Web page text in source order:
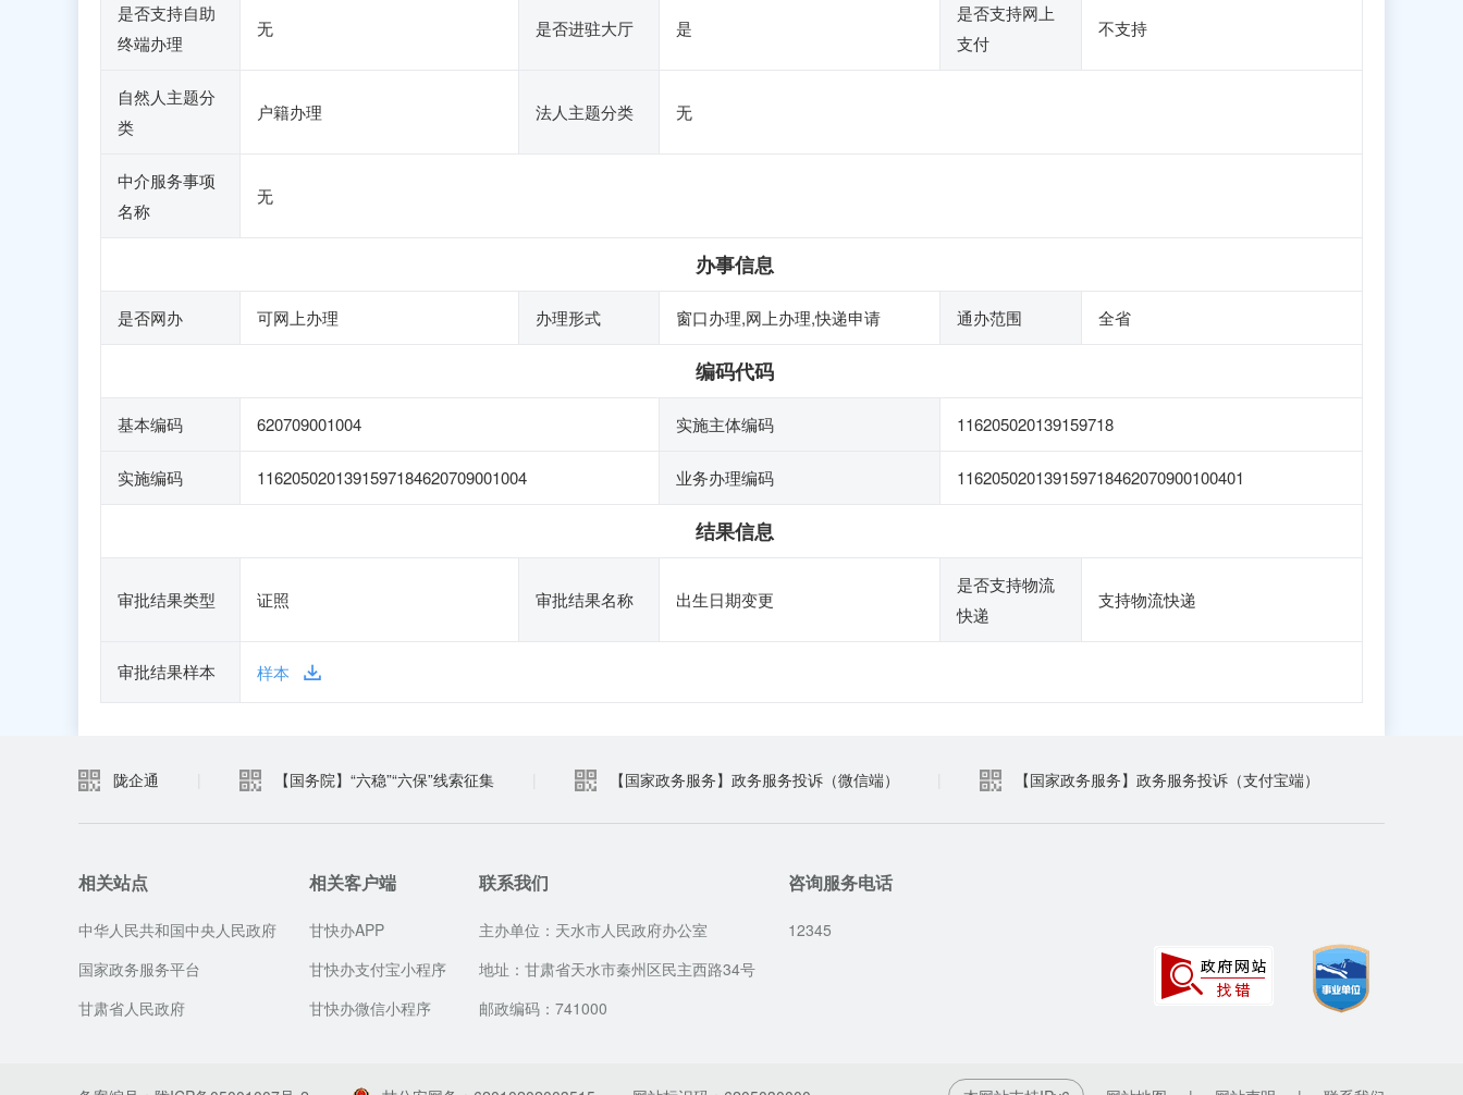
是否支持自助
终端办理
无 是否进驻大厅 是
是否支持网上
支付
不支持
自然人主题分
类
户籍办理 法人主题分类 无
中介服务事项
名称
无
办事信息
是否网办 可网上办理 办理形式 窗口办理,网上办理,快递申请 通办范围 全省
编码代码
基本编码 620709001004 实施主体编码 116205020139159718
实施编码 1162050201391597184620709001004 业务办理编码 116205020139159718462070900100401
结果信息
审批结果类型 证照 审批结果名称 出生日期变更
是否支持物流
快递
支持物流快递
审批结果样本 样本
陇企通 【国务院】“六稳”“六保”线索征集 【国家政务服务】政务服务投诉（微信端） 【国家政务服务】政务服务投诉（支付宝端）
相关站点
中华人民共和国中央人民政府
国家政务服务平台
甘肃省人民政府
相关客户端
甘快办APP
甘快办支付宝小程序
甘快办微信小程序
联系我们
主办单位：天水市人民政府办公室
地址：甘肃省天水市秦州区民主西路34号
邮政编码：741000
咨询服务电话
12345